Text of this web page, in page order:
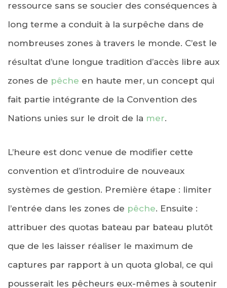
ressource sans se soucier des conséquences à
long terme a conduit à la surpêche dans de
nombreuses zones à travers le monde. C’est le
résultat d’une longue tradition d’accès libre aux
zones de pêche en haute mer, un concept qui
fait partie intégrante de la Convention des
Nations unies sur le droit de la mer.
L’heure est donc venue de modifier cette
convention et d’introduire de nouveaux
systèmes de gestion. Première étape : limiter
l’entrée dans les zones de pêche. Ensuite :
attribuer des quotas bateau par bateau plutôt
que de les laisser réaliser le maximum de
captures par rapport à un quota global, ce qui
pousserait les pêcheurs eux-mêmes à soutenir